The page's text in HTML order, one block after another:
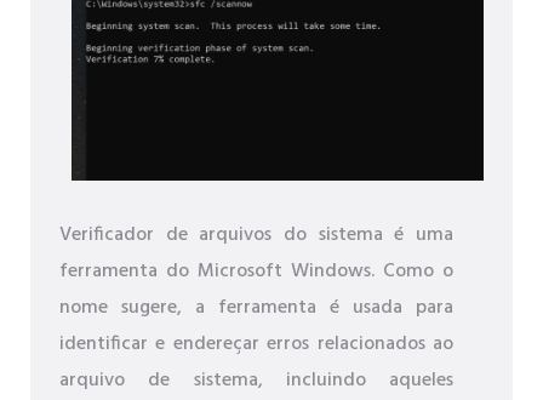
Verificador de arquivos do sistema é uma
ferramenta do Microsoft Windows. Como o
nome sugere, a ferramenta é usada para
identificar e endereçar erros relacionados ao
arquivo de sistema, incluindo aqueles